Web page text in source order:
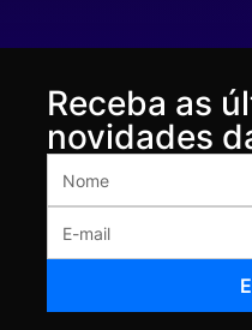
Receba as
novidades